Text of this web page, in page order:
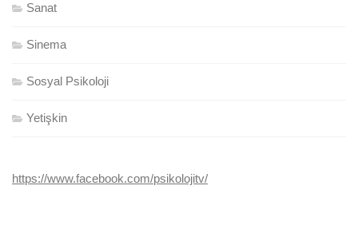
Sanat
Sinema
Sosyal Psikoloji
Yetişkin
https://www.facebook.com/psikolojitv/